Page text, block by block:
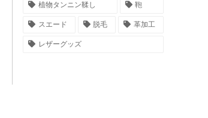
植物タンニン鞣し 鞄
スエード 脱毛 革加工
レザーグッズ